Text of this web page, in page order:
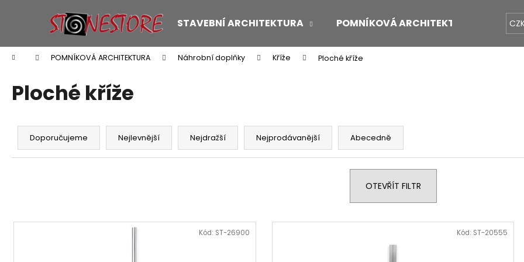
STAVEBNÍ ARCHITEKTURA POMNÍKOVÁ ARCHITEKTURA O
Domů POMNÍKOVÁ ARCHITEKTURA Náhrobní doplňky Kříže Ploché kříže
Ploché kříže
Ř
z
Doporučujeme Nejlevnější Nejdražší Nejprodávanější Abecedně
OTEVŘÍT FILTR
V
Kód: ST-26900 Kód: ST-20555
í
Zpět
do
obchodu
Zpět
do
obchodu
Co potřebujete najít?
Doporučujeme